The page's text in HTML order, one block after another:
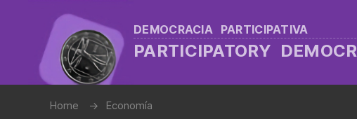
DEMOCRACIA PARTICIPATIVA
PARTICIPATORY
Home Economía